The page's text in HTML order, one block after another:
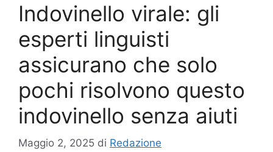
Indovinello virale: gli
esperti linguisti
assicurano che solo
pochi risolvono questo
indovinello senza aiuti
Maggio 2, 2025 di Redazione